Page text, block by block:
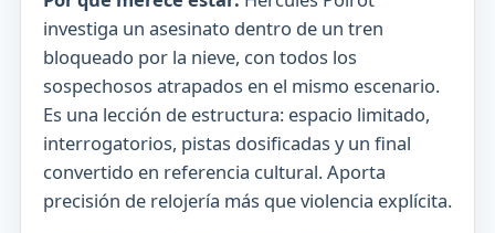
investiga un asesinato dentro de un tren
bloqueado por la nieve, con todos los
sospechosos atrapados en el mismo escenario.
Es una lección de estructura: espacio limitado,
interrogatorios, pistas dosificadas y un final
convertido en referencia cultural. Aporta
precisión de relojería más que violencia explícita.